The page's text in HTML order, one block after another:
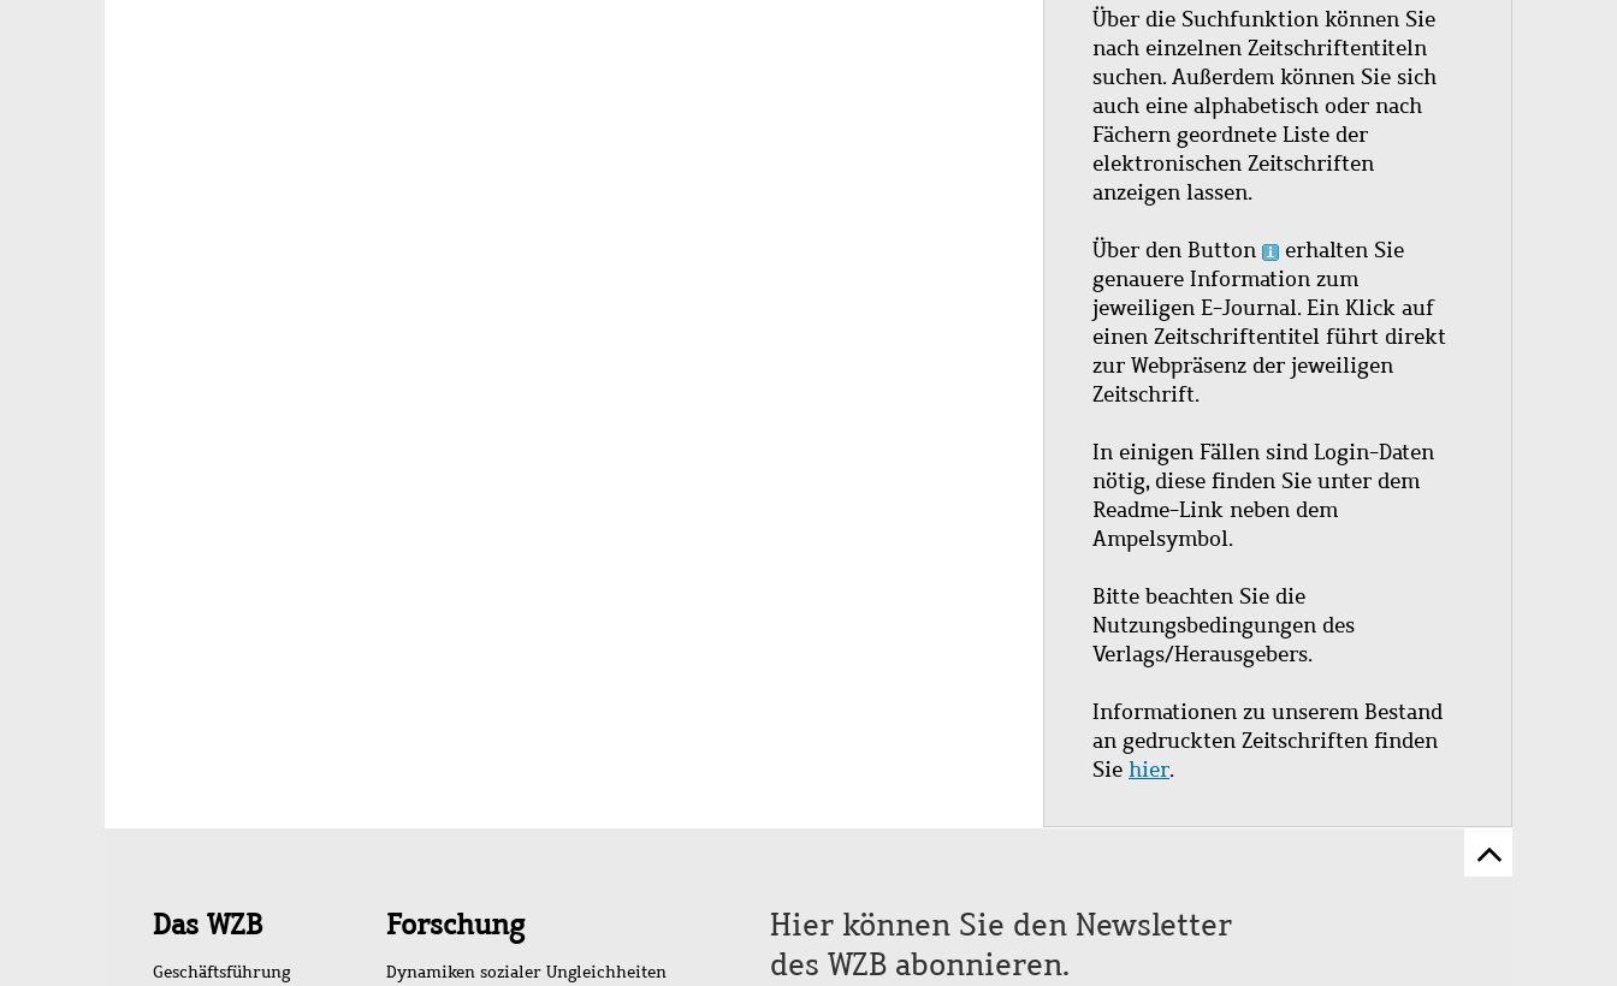
Über die Suchfunktion können Sie
nach einzelnen Zeitschriftentiteln
suchen. Außerdem können Sie sich
auch eine alphabetisch oder nach
Fächern geordnete Liste der
elektronischen Zeitschriften
anzeigen lassen.
Über den Button
erhalten Sie
genauere Information zum
jeweiligen E-Journal. Ein Klick auf
einen Zeitschriftentitel führt direkt
zur Webpräsenz der jeweiligen
Zeitschrift.
In einigen Fällen sind Login-Daten
nötig, diese finden Sie unter dem
Readme-Link neben dem
Ampelsymbol.
Bitte beachten Sie die
Nutzungsbedingungen des
Verlags/Herausgebers.
Informationen zu unserem Bestand
an gedruckten Zeitschriften finden
Sie hier.
Zum
Schnellzugriff
Das WZB
Geschäftsführung
Forschung
Dynamiken sozialer Ungleichheiten
Hier können Sie den Newsletter
des WZB abonnieren.